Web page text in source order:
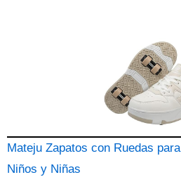
Mateju Zapatos con Ruedas para
Niños y Niñas